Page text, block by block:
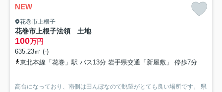
NEW
花巻市上根子
花巻市上根子法領 土地
100万円
635.23㎡ (-)
東北本線「花巻」駅 バス13分 岩手県交通「新屋敷」 停歩7分
高台になっており、南側は田んぼなので眺望がとても良い場所です。 県